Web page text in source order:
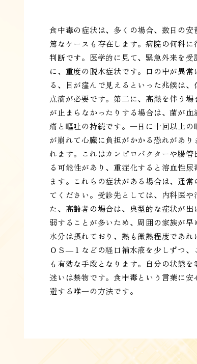
食中毒の症状は、多くの場合、数日の
篤なケースも存在します。病院の何科
判断です。医学的に見て、緊急外来を
に、重度の脱水症状です。口の中が異
る、目が窪んで見えるといった兆候は
点滴が必要です。第二に、高熱を伴う
が止まらなかったりする場合は、菌が
痛と嘔吐の持続です。一日に十回以上
が崩れて心臓に負担がかかる恐れがあ
れます。これはカンピロバクターや腸
る可能性があり、重症化すると溶血性
ます。これらの症状がある場合は、通
てください。受診先としては、内科医
た、高齢者の場合は、典型的な症状が
弱することが多いため、周囲の家族が
水分は摂れており、熱も微熱程度であ
ＯＳ―１などの経口補水液を少しずつ
も有効な手段となります。自分の状態
迷いは禁物です。食中毒という言葉に
避する唯一の方法です。